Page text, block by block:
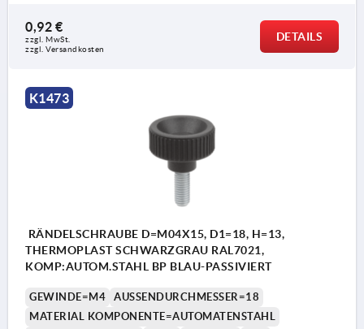
0,92 €
zzgl. MwSt.
zzgl. Versandkosten
DETAILS
K1473
RÄNDELSCHRAUBE D=M04X15, D1=18, H=13,
THERMOPLAST SCHWARZGRAU RAL7021,
KOMP:AUTOM.STAHL BP BLAU-PASSIVIERT
GEWINDE=M4
AUSSENDURCHMESSER=18
MATERIAL KOMPONENTE=AUTOMATENSTAHL